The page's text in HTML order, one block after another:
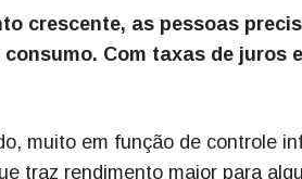
crescente, as pessoas
Com taxas de juros
muito em função de controle
traz rendimento maior para